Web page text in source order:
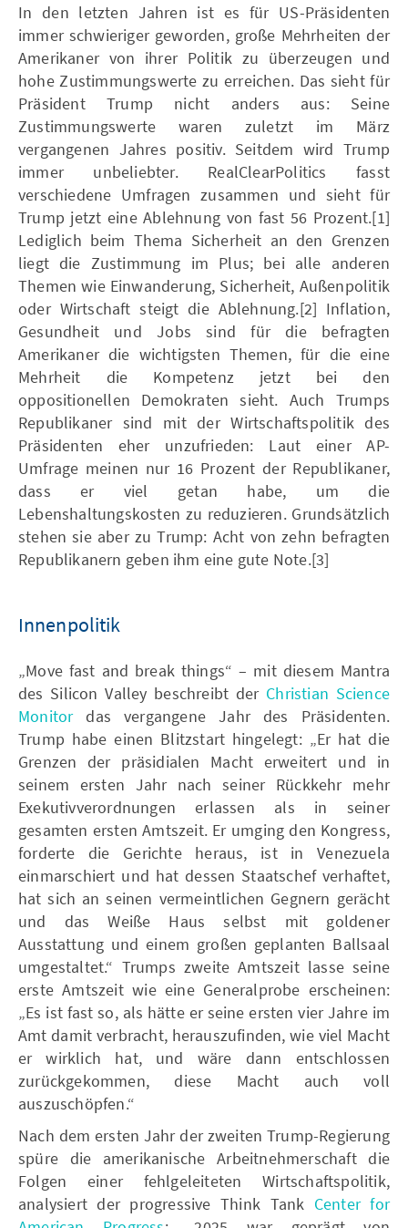
In den letzten Jahren ist es für US-Präsidenten
immer schwieriger geworden, große Mehrheiten der
Amerikaner von ihrer Politik zu überzeugen und
hohe Zustimmungswerte zu erreichen. Das sieht für
Präsident Trump nicht anders aus: Seine
Zustimmungswerte waren zuletzt im März
vergangenen Jahres positiv. Seitdem wird Trump
immer unbeliebter. RealClearPolitics fasst
verschiedene Umfragen zusammen und sieht für
Trump jetzt eine Ablehnung von fast 56 Prozent.[1]
Lediglich beim Thema Sicherheit an den Grenzen
liegt die Zustimmung im Plus; bei alle anderen
Themen wie Einwanderung, Sicherheit, Außenpolitik
oder Wirtschaft steigt die Ablehnung.[2] Inflation,
Gesundheit und Jobs sind für die befragten
Amerikaner die wichtigsten Themen, für die eine
Mehrheit die Kompetenz jetzt bei den
oppositionellen Demokraten sieht. Auch Trumps
Republikaner sind mit der Wirtschaftspolitik des
Präsidenten eher unzufrieden: Laut einer AP-
Umfrage meinen nur 16 Prozent der Republikaner,
dass er viel getan habe, um die
Lebenshaltungskosten zu reduzieren. Grundsätzlich
stehen sie aber zu Trump: Acht von zehn befragten
Republikanern geben ihm eine gute Note.[3]
Innenpolitik
„Move fast and break things“ – mit diesem Mantra
des Silicon Valley beschreibt der Christian Science
Monitordas vergangene Jahr des Präsidenten.
Trump habe einen Blitzstart hingelegt: „Er hat die
Grenzen der präsidialen Macht erweitert und in
seinem ersten Jahr nach seiner Rückkehr mehr
Exekutivverordnungen erlassen als in seiner
gesamten ersten Amtszeit. Er umging den Kongress,
forderte die Gerichte heraus, ist in Venezuela
einmarschiert und hat dessen Staatschef verhaftet,
hat sich an seinen vermeintlichen Gegnern gerächt
und das Weiße Haus selbst mit goldener
Ausstattung und einem großen geplanten Ballsaal
umgestaltet.“ Trumps zweite Amtszeit lasse seine
erste Amtszeit wie eine Generalprobe erscheinen:
„Es ist fast so, als hätte er seine ersten vier Jahre im
Amt damit verbracht, herauszufinden, wie viel Macht
er wirklich hat, und wäre dann entschlossen
zurückgekommen, diese Macht auch voll
auszuschöpfen.“
Nach dem ersten Jahr der zweiten Trump-Regierung
spüre die amerikanische Arbeitnehmerschaft die
Folgen einer fehlgeleiteten Wirtschaftspolitik,
analysiert der progressive Think Tank Center for